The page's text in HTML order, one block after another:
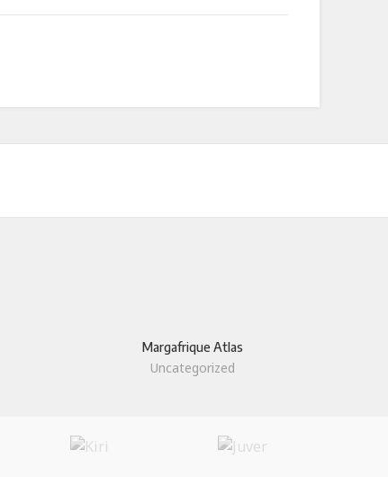
Margafrique Atlas
Uncategorized